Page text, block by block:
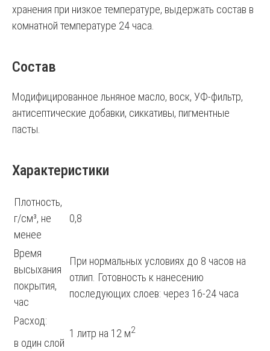
хранения при низкое температуре, выдержать состав в
комнатной температуре 24 часа.
Состав
Модифицированное льняное масло, воск, УФ-фильтр,
антисептические добавки, сиккативы, пигментные
пасты.
Характеристики
Плотность,
г/см³, не
менее
0,8
Время
высыхания
покрытия,
час
При нормальных условиях до 8 часов на
отлип. Готовность к нанесению
последующих слоев: через 16-24 часа
Расход:
в один слой
1 литр на 12 м2